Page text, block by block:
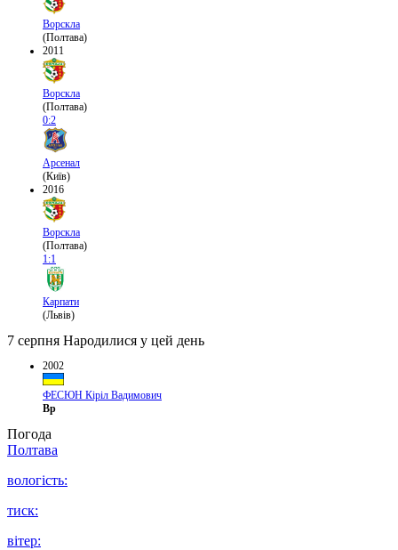
Ворскла
(Полтава)
2011
Ворскла
(Полтава)
0:2
Арсенал
(Київ)
2016
Ворскла
(Полтава)
1:1
Карпати
(Львів)
7 серпня Народилися у цей день
2002
ФЕСЮН Кіріл Вадимович
Вр
Погода
Полтава
вологість:
тиск:
вітер: